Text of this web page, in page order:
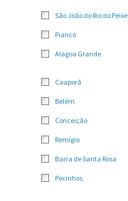
São João do Rio do Peixe
Piancó
Alagoa Grande
Caaporã
Belém
Conceição
Remígio
Barra de Santa Rosa
Pocinhos